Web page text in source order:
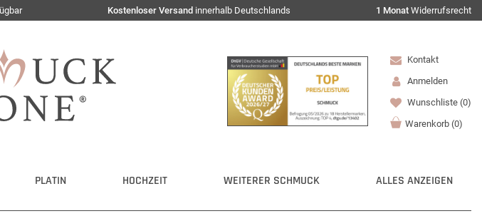
Kostenloser Versand innerhalb Deutschlands 1 Monat Widerrufsrecht
Kontakt
Anmelden
Wunschliste (0)
Warenkorb (0)
PLATIN HOCHZEIT WEITERER SCHMUCK ALLES ANZEIGEN